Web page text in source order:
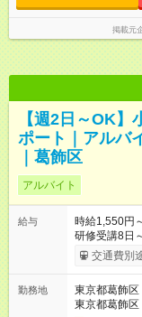
掲載元
【週2日～OK
ポート｜アルバ
｜葛飾区
アルバイト
給与
時給1,550円
交通費別
勤務地
東京都葛飾区
東京都葛飾区